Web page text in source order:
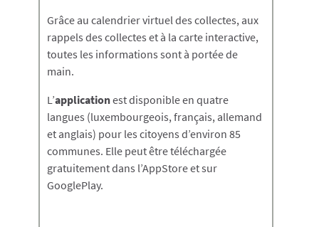
Grâce au calendrier virtuel des collectes, aux
rappels des collectes et à la carte interactive,
toutes les informations sont à portée de
main.
L’applicationest disponible en quatre
langues (luxembourgeois, français, allemand
et anglais) pour les citoyens d’environ 85
communes. Elle peut être téléchargée
gratuitement dans l’AppStore et sur
GooglePlay.